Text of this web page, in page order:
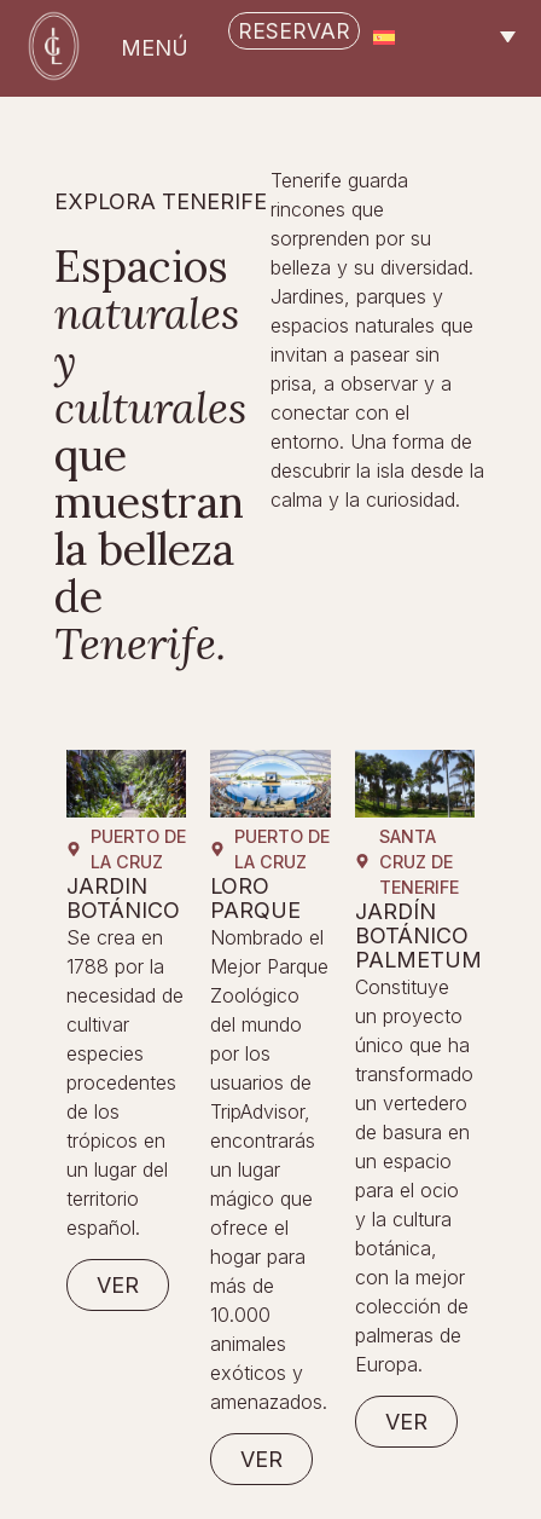
MENÚ
RESERVAR
EXPLORA TENERIFE
Espacios
naturales
y
culturales
que
muestran
la belleza
de
Tenerife.
Tenerife guarda
rincones que
sorprenden por su
belleza y su diversidad.
Jardines, parques y
espacios naturales que
invitan a pasear sin
prisa, a observar y a
conectar con el
entorno. Una forma de
descubrir la isla desde la
calma y la curiosidad.
PUERTO DE
LA CRUZ
JARDIN
BOTÁNICO
Se crea en
1788 por la
necesidad de
cultivar
especies
procedentes
de los
trópicos en
un lugar del
territorio
español.
VER
PUERTO DE
LA CRUZ
LORO
PARQUE
Nombrado el
Mejor Parque
Zoológico
del mundo
por los
usuarios de
TripAdvisor,
encontrarás
un lugar
mágico que
ofrece el
hogar para
más de
10.000
animales
exóticos y
amenazados.
VER
SANTA
CRUZ DE
TENERIFE
JARDÍN
BOTÁNICO
PALMETUM
Constituye
un proyecto
único que ha
transformado
un vertedero
de basura en
un espacio
para el ocio
y la cultura
botánica,
con la mejor
colección de
palmeras de
Europa.
VER